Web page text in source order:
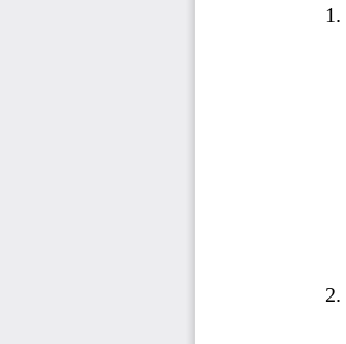
1.
2.